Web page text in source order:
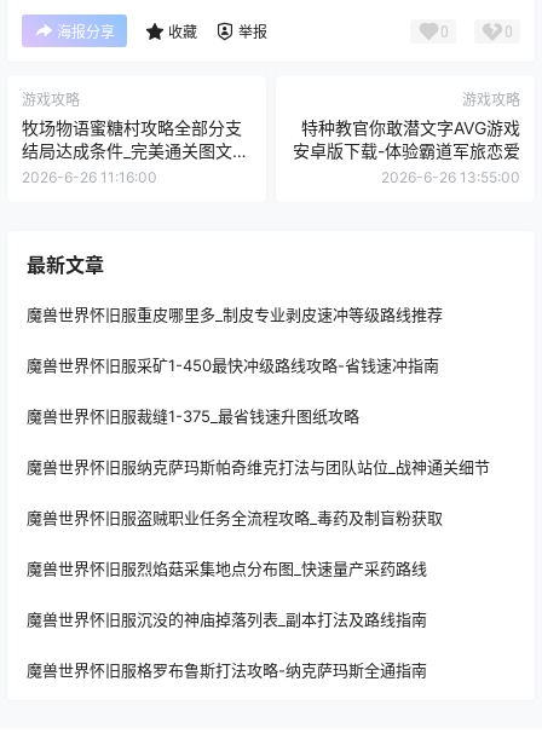
海报分享 收藏 举报 0 0
游戏攻略
牧场物语蜜糖村攻略全部分支
结局达成条件_完美通关图文解
析
2026-6-26 11:16:00
游戏攻略
特种教官你敢潜文字AVG游戏
安卓版下载-体验霸道军旅恋爱
2026-6-26 13:55:00
最新文章
魔兽世界怀旧服重皮哪里多_制皮专业剥皮速冲等级路线推荐
魔兽世界怀旧服采矿1-450最快冲级路线攻略-省钱速冲指南
魔兽世界怀旧服裁缝1-375_最省钱速升图纸攻略
魔兽世界怀旧服纳克萨玛斯帕奇维克打法与团队站位_战神通关细节
魔兽世界怀旧服盗贼职业任务全流程攻略_毒药及制盲粉获取
魔兽世界怀旧服烈焰菇采集地点分布图_快速量产采药路线
魔兽世界怀旧服沉没的神庙掉落列表_副本打法及路线指南
魔兽世界怀旧服格罗布鲁斯打法攻略-纳克萨玛斯全通指南